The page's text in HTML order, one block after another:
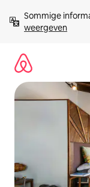
direct
naar
Sommige
weergeven